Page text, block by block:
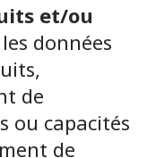
et/ou
données
de
ou capacités
de